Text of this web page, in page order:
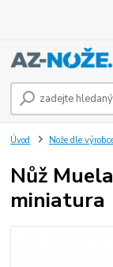
Úvod Nože dle
Nůž
miniatura